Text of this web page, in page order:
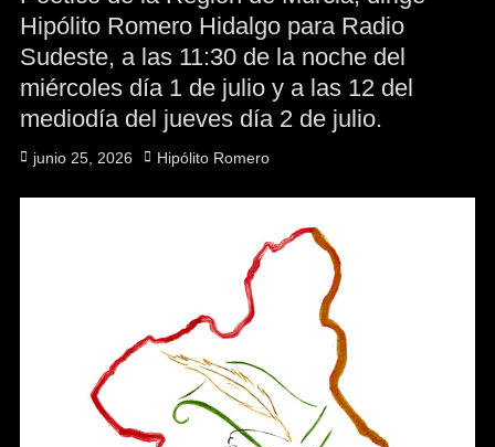
Hipólito Romero Hidalgo para Radio
Sudeste, a las 11:30 de la noche del
miércoles día 1 de julio y a las 12 del
mediodía del jueves día 2 de julio.
Publicado
junio 25, 2026 Autor
Hipólito Romero